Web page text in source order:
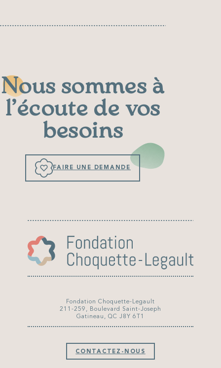
Nous sommes à
l’écoute de vos
besoins
FAIRE UNE DEMANDE
Fondation Choquette-Legault
211-259, Boulevard Saint-Joseph
Gatineau, QC J8Y 6T1
CONTACTEZ-NOUS